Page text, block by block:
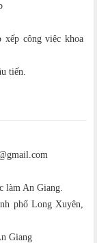
công việc khoa
tiến.
làm An Giang.
phố Long Xuyên,
Giang